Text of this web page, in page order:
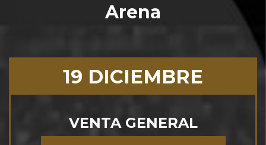
Arena
19 DICIEMBRE
VENTA GENERAL